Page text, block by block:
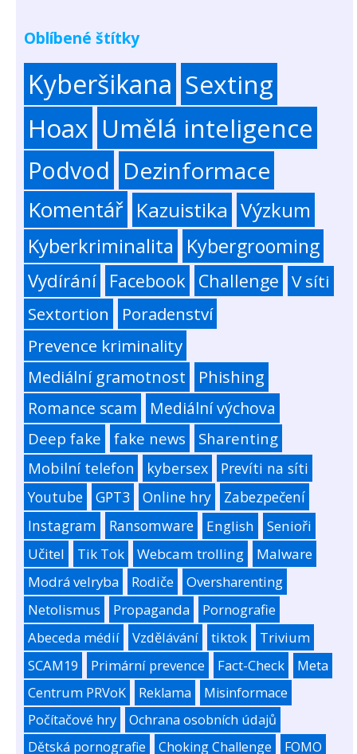
Oblíbené štítky
Kyberšikana Sexting
Hoax Umělá inteligence
Podvod Dezinformace
Komentář Kazuistika Výzkum
Kyberkriminalita Kybergrooming
Vydírání Facebook Challenge
V síti
Sextortion
Poradenství
Prevence kriminality
Mediální gramotnost
Phishing
Romance scam
Mediální výchova
Deep fake fake news Sharenting
Mobilní telefon kybersex
Prevíti na síti
Youtube
GPT3 Online hry
Zabezpečení
Instagram
Ransomware English
Senioři
Učitel
Tik Tok Webcam trolling
Malware
Modrá velryba
Rodiče
Oversharenting
Netolismus
Propaganda
Pornografie
Abeceda médií
Vzdělávání tiktok
Trivium
SCAM19
Primární prevence Fact-Check
Meta
Centrum PRVoK
Reklama
Misinformace
Počítačové hry
Ochrana osobních údajů
Dětská pornografie
Choking Challenge
FOMO